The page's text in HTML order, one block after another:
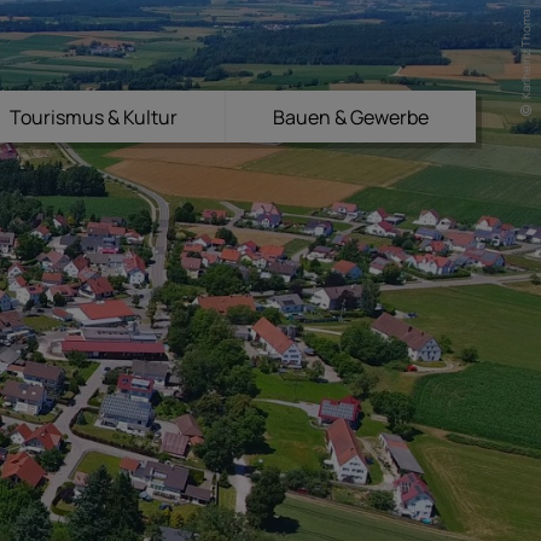
Tourismus & Kultur Bauen & Gewerbe
Karlheinz Thoma